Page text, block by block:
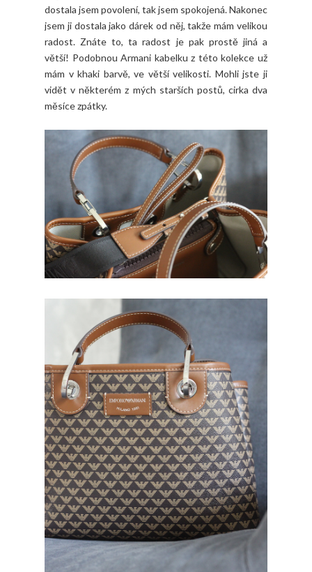
dostala jsem povolení, tak jsem spokojená. Nakonec
jsem ji dostala jako dárek od něj, takže mám velikou
radost. Znáte to, ta radost je pak prostě jiná a
větší! Podobnou Armani kabelku z této kolekce už
mám v khaki barvě, ve větší velikosti. Mohli jste ji
vidět v některém z mých starších postů, cirka dva
měsíce zpátky.